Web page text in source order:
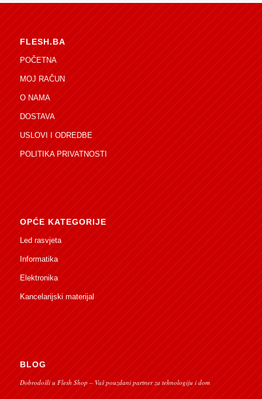
FLESH.BA
POČETNA
MOJ RAČUN
O NAMA
DOSTAVA
USLOVI I ODREDBE
POLITIKA PRIVATNOSTI
OPĆE KATEGORIJE
Led rasvjeta
Informatika
Elektronika
Kancelarijski materijal
BLOG
Dobrodošli u Flesh Shop – Vaš pouzdani partner za tehnologiju i dom